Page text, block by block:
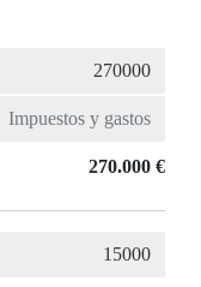
270.000 €